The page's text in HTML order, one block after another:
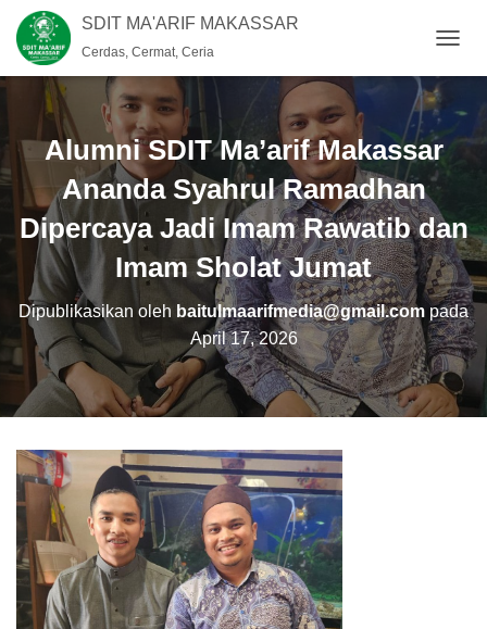
SDIT MA'ARIF MAKASSAR
Cerdas, Cermat, Ceria
O
G
N
V
I
G
A
S
I
Alumni SDIT Ma’arif Makassar
Ananda Syahrul Ramadhan
Dipercaya Jadi Imam Rawatib dan
Imam Sholat Jumat
Dipublikasikan oleh baitulmaarifmedia@gmail.com pada
April 17, 2026